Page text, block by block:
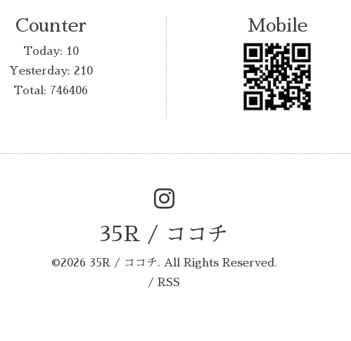
Counter
Today: 10
Yesterday: 210
Total: 746406
Mobile
35R / ココチ
©2026 35R / ココチ. All Rights Reserved.
/ RSS